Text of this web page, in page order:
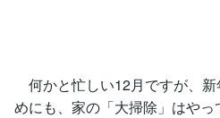
何かと忙しい12月ですが、
めにも、家の「大掃除」はやっ